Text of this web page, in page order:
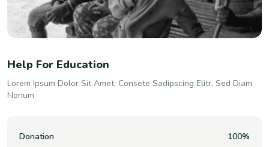
Help For Education
Lorem Ipsum Dolor Sit Amet, Consete Sadipscing Elitr, Sed Diam
Nonum
Donation 100%